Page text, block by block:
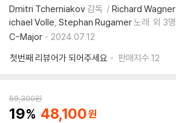
Dmitri Tcherniakov감독 Richard Wagner
ichael Volle Stephan Rugamer노래 외 3명
C-Major
2024.07.12.
첫번째 리뷰어가 되어주세요
판매지수 12
59,300원
19 48,100